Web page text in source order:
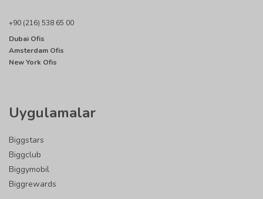
+90 (216) 538 65 00
Dubai Ofis
Amsterdam Ofis
New York Ofis
Uygulamalar
Biggstars
Biggclub
Biggymobil
Biggrewards